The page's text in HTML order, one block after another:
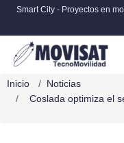
Smart City - Proyectos en
Inicio
Noticias
Coslada optimiza el